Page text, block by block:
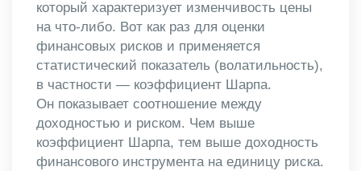
который характеризует изменчивость цены
на что-либо. Вот как раз для оценки
финансовых рисков и применяется
статистический показатель (волатильность),
в частности — коэффициент Шарпа.
Он показывает соотношение между
доходностью и риском. Чем выше
коэффициент Шарпа, тем выше доходность
финансового инструмента на единицу риска.